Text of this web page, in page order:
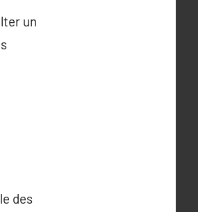
un
des